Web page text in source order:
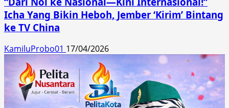
Icha Yang Bikin Heboh, Jember ‘Kirim’ Bintang
ke TV China
KamiluProbo01 17/04/2026